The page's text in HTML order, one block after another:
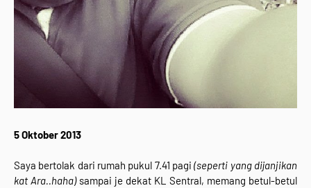
5 Oktober 2013
Saya bertolak dari rumah pukul 7.41 pagi(seperti yang dijanjikan
kat Ara..haha)sampai je dekat KL Sentral, memang betul-betul